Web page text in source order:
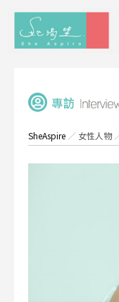
SheAspire ／ 女性人物